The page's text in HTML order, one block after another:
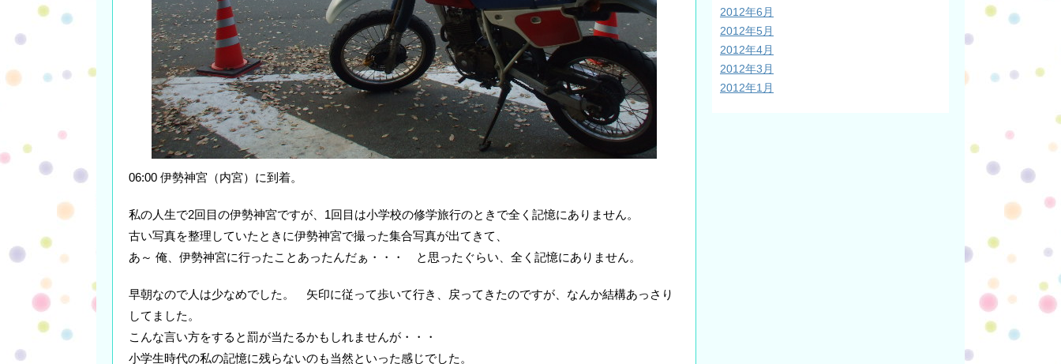
06:00 伊勢神宮（内宮）に到着。
私の人生で2回目の伊勢神宮ですが、1回目は小学校の修学旅行のときで全く記憶にありません。
古い写真を整理していたときに伊勢神宮で撮った集合写真が出てきて、
あ～ 俺、伊勢神宮に行ったことあったんだぁ・・・ と思ったぐらい、全く記憶にありません。
早朝なので人は少なめでした。 矢印に従って歩いて行き、戻ってきたのですが、なんか結構あっさり
してました。
こんな言い方をすると罰が当たるかもしれませんが・・・
小学生時代の私の記憶に残らないのも当然といった感じでした。
2012年6月
2012年5月
2012年4月
2012年3月
2012年1月